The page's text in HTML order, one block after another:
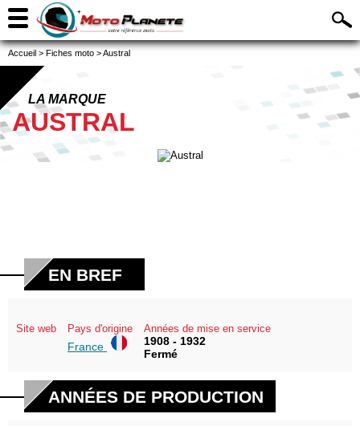
Accueil > Fiches moto >Austral
LA MARQUE
AUSTRAL
EN BREF
Site web Pays d'origine
France
Années de mise en service
1908 - 1932
Fermé
ANNÉES DE PRODUCTION